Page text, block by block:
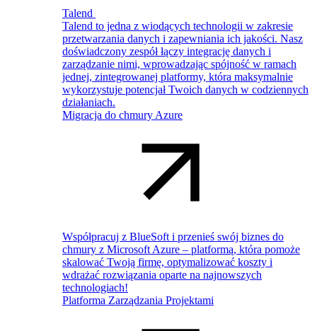
Talend
Talend to jedna z wiodących technologii w zakresie
przetwarzania danych i zapewniania ich jakości. Nasz
doświadczony zespół łączy integrację danych i
zarządzanie nimi, wprowadzając spójność w ramach
jednej, zintegrowanej platformy, która maksymalnie
wykorzystuje potencjał Twoich danych w codziennych
działaniach.
Migracja do chmury Azure
Współpracuj z BlueSoft i przenieś swój biznes do
chmury z Microsoft Azure – platformą, która pomoże
skalować Twoją firmę, optymalizować koszty i
wdrażać rozwiązania oparte na najnowszych
technologiach!
Platforma Zarządzania Projektami